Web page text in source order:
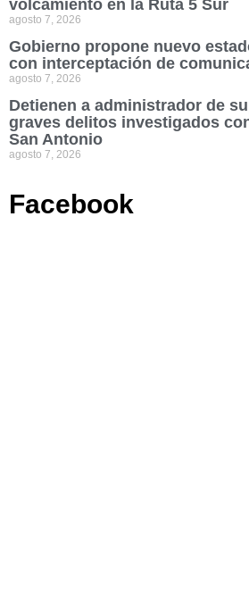
volcamiento en la Ruta 5 Sur
agosto 7, 2026
Gobierno propone nuevo
con interceptación de
agosto 7, 2026
Detienen a administrador de
graves delitos investigados
San Antonio
agosto 7, 2026
Facebook